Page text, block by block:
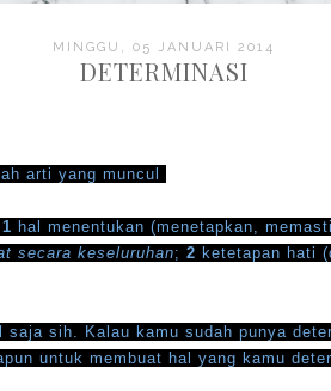
MINGGU, 05 JANUARI 2014
DETERMINASI
arti yang muncul
1 hal menentukan (menetapkan,
secara keseluruhan; 2 ketetapan hati
sih. Kalau kamu sudah punya
untuk membuat hal yang kamu